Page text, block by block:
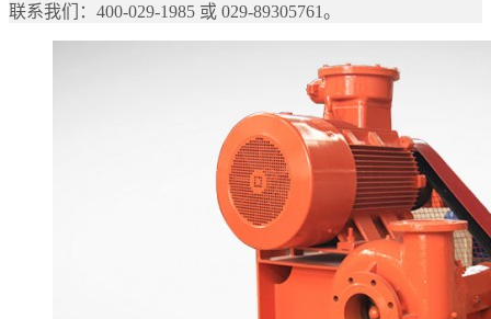
联系我们：400-029-1985 或 029-89305761。